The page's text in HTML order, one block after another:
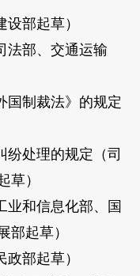
部起草）
部、交通运输
制裁法》的规定
处理的规定（司
草）
和信息化部、国
部起草）
部起草）